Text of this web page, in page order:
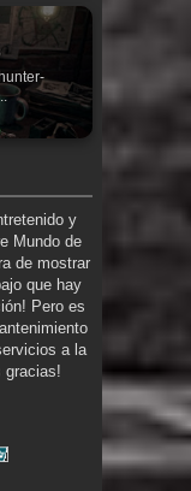
y
Mundo de
de mostrar
que hay
Pero es
a la
gracias!